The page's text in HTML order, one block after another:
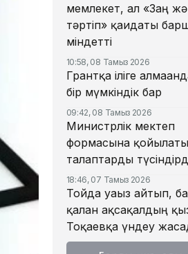
мемлекет, ал «Заң
тәртіп» қағидаты
міндетті
10:58, 08 Тамыз 2026
Грантқа іліге
бір мүмкіндік бар
09:42, 08 Тамыз 2026
Министрлік мектеп
формасына
талаптарды
18:46, 07 Тамыз 2026
Тойда уағыз айтып,
қалған ақсақалдың
Тоқаевқа үндеу
17:47, 07 Тамыз 2026